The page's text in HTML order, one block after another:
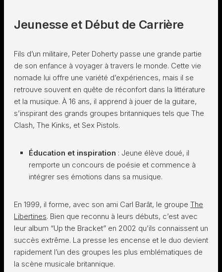
Jeunesse et Début de Carrière
Fils d’un militaire, Peter Doherty passe une grande partie
de son enfance à voyager à travers le monde. Cette vie
nomade lui offre une variété d’expériences, mais il se
retrouve souvent en quête de réconfort dans la littérature
et la musique. À 16 ans, il apprend à jouer de la guitare,
s’inspirant des grands groupes britanniques tels que The
Clash, The Kinks, et Sex Pistols.
Éducation et inspiration : Jeune élève doué, il
remporte un concours de poésie et commence à
intégrer ses émotions dans sa musique.
En 1999, il forme, avec son ami Carl Barât, le groupe The
Libertines. Bien que reconnu à leurs débuts, c’est avec
leur album “Up the Bracket” en 2002 qu’ils connaissent un
succès extrême. La presse les encense et le duo devient
rapidement l’un des groupes les plus emblématiques de
la scène musicale britannique.